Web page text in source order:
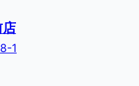
店
1